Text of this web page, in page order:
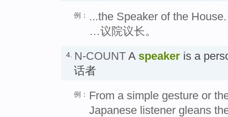
例：
...the Speaker of the House.
…议院议长。
4. N-COUNT A speaker is a
话者
例： From a simple gesture or
Japanese listener gleans